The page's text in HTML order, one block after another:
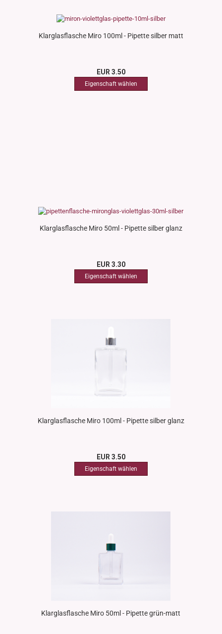
Klarglasflasche Miro 100ml - Pipette silber matt
EUR 3.50
Klarglasflasche Miro 50ml - Pipette silber glanz
EUR 3.30
Klarglasflasche Miro 100ml - Pipette silber glanz
EUR 3.50
Klarglasflasche Miro 50ml - Pipette grün-matt